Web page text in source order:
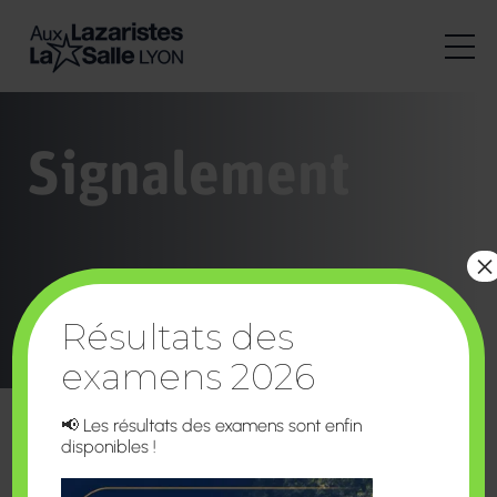
Signalement
Résultats des
examens 2026
📢 Les résultats des examens sont enfin
disponibles !
×